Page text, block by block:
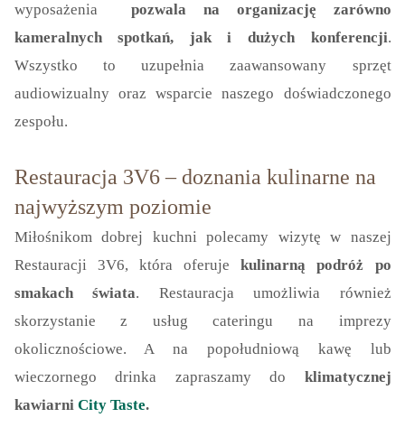
wyposażeniapozwala na organizację zarówno
kameralnych spotkań, jak i dużych konferencji.
Wszystko to uzupełnia zaawansowany sprzęt
audiowizualny oraz wsparcie naszego doświadczonego
zespołu.
Restauracja 3V6 – doznania kulinarne na
najwyższym poziomie
Miłośnikom dobrej kuchni polecamy wizytę w naszej
Restauracji 3V6, która oferujekulinarną podróż po
smakach świata. Restauracja umożliwia również
skorzystanie z usług cateringu na imprezy
okolicznościowe. A na popołudniową kawę lub
wieczornego drinka zapraszamy do klimatycznej
kawiarni City Taste.